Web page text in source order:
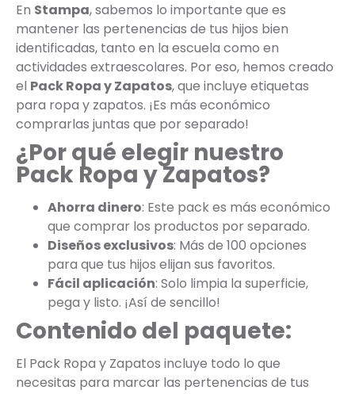
En Stampa, sabemos lo importante que es
mantener las pertenencias de tus hijos bien
identificadas, tanto en la escuela como en
actividades extraescolares. Por eso, hemos creado
el Pack Ropa y Zapatos, que incluye etiquetas
para ropa y zapatos. ¡Es más económico
comprarlas juntas que por separado!
¿Por qué elegir nuestro
Pack Ropa y Zapatos?
Ahorra dinero: Este pack es más económico
que comprar los productos por separado.
Diseños exclusivos: Más de 100 opciones
para que tus hijos elijan sus favoritos.
Fácil aplicación: Solo limpia la superficie,
pega y listo. ¡Así de sencillo!
Contenido del paquete:
El Pack Ropa y Zapatos incluye todo lo que
necesitas para marcar las pertenencias de tus